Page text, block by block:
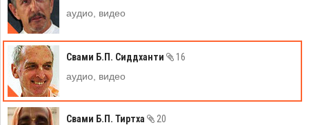
аудио, видео
Свами Б.П. Сиддханти
16
аудио, видео
Свами Б.П. Тиртха 20